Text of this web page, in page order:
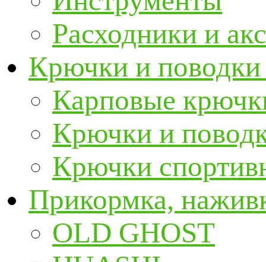
Расходники и
Крючки и
Карповые
Крючки и
Крючки
Прикормка,
OLD GHOST